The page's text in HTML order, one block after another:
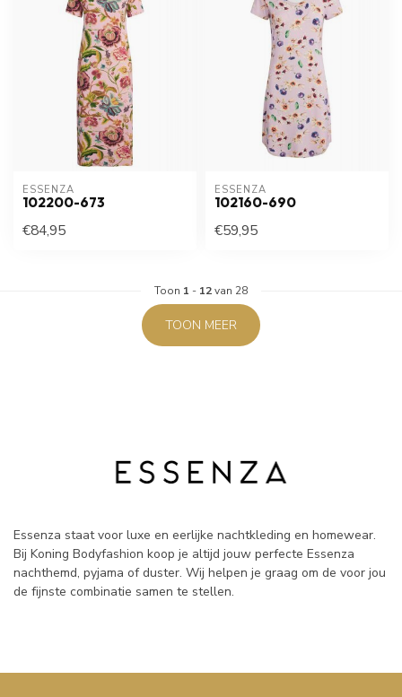
ESSENZA
102200-673
€84,95
ESSENZA
102160-690
€59,95
Toon 1 - 12van 28
TOON MEER
Essenza staat voor luxe en eerlijke nachtkleding en homewear.
Bij Koning Bodyfashion koop je altijd jouw perfecte Essenza
nachthemd, pyjama of duster. Wij helpen je graag om de voor jou
de fijnste combinatie samen te stellen.